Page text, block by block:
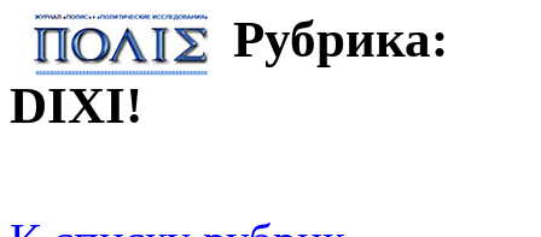
Рубрика:
DIXI!